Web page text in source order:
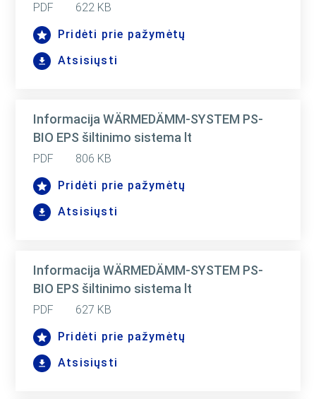
PDF
622 KB
Pridėti prie pažymėtų
Atsisiųsti
Informacija WÄRMEDÄMM-SYSTEM PS-
BIO EPS šiltinimo sistema lt
PDF
806 KB
Pridėti prie pažymėtų
Atsisiųsti
Informacija WÄRMEDÄMM-SYSTEM PS-
BIO EPS šiltinimo sistema lt
PDF
627 KB
Pridėti prie pažymėtų
Atsisiųsti